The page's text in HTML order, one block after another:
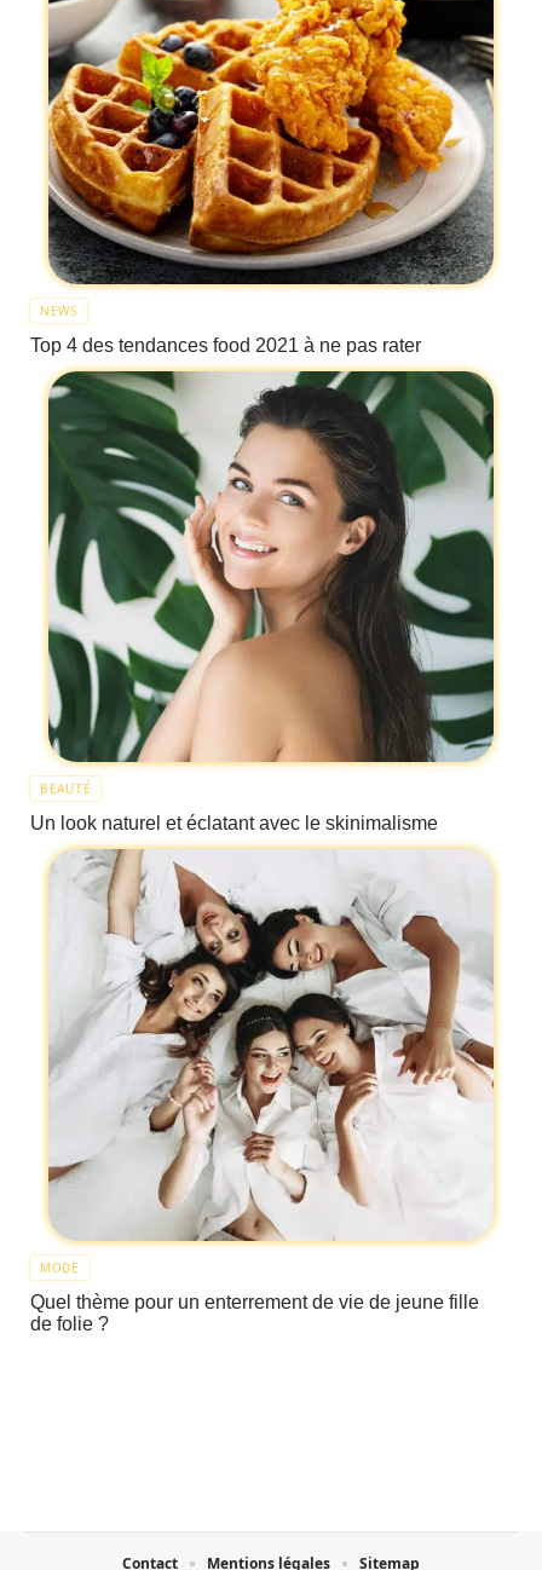
NEWS
Top 4 des tendances food 2021 à ne pas rater
BEAUTÉ
Un look naturel et éclatant avec le skinimalisme
MODE
Quel thème pour un enterrement de vie de jeune fille
de folie ?
Contact Mentions légales Sitemap